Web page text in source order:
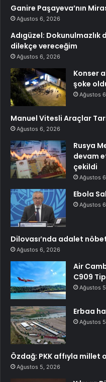
Ganire Paşayeva’nın
Ağustos 6, 2026
Adıgüzel: Dokunulmazlık
dilekçe vereceğim
Ağustos 6, 2026
Konser
şoke
Ağustos
Manuel Vitesli Araçlar
Ağustos 6, 2026
Rusya
devam
çekildi
Ağustos
Ebola
Ağustos
Dilovası’nda adalet
Ağustos 6, 2026
Air
C909
Ağustos
Erbaa
Ağustos
Özdağ: PKK affıyla millet
Ağustos 5, 2026